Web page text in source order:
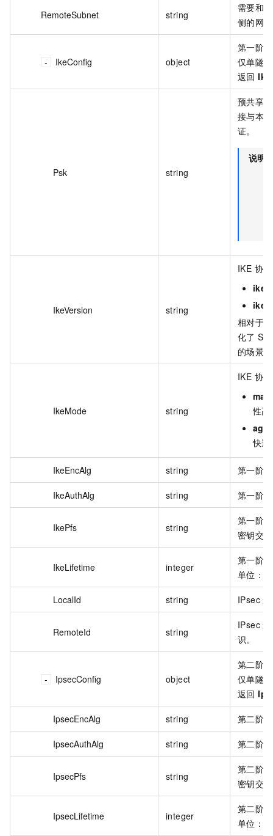
RemoteSubnet string
需要和
侧的网
IkeConfig object
第一阶
仅单隧
返回
Psk string
预共享
接与本
证。
说明
IkeVersion string
IKE 协
相对于
化了 SA
的场景
IkeMode string
IKE 协
性高
快速
IkeEncAlg string 第一阶
IkeAuthAlg string 第一阶
IkePfs string
第一阶
密钥交
IkeLifetime integer
第一阶
单位：
LocalId string IPsec
RemoteId string
IPsec
识。
IpsecConfig object
第二阶
仅单隧
返回
IpsecEncAlg string 第二阶
IpsecAuthAlg string 第二阶
IpsecPfs string
第二阶
密钥交
IpsecLifetime integer
第二阶
单位：